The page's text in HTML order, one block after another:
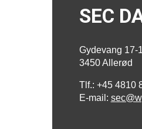
SEC
Gydevang 17-
3450 Allerød
Tlf.: +45 4810
E-mail: